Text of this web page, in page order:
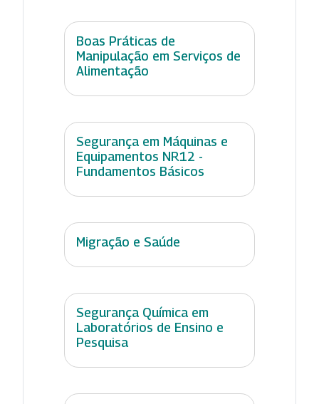
Boas Práticas de
Manipulação em Serviços de
Alimentação
Segurança em Máquinas e
Equipamentos NR12 -
Fundamentos Básicos
Migração e Saúde
Segurança Química em
Laboratórios de Ensino e
Pesquisa